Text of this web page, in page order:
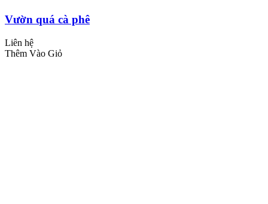
Vườn quá cà phê
Liên hệ
Thêm Vào Giỏ